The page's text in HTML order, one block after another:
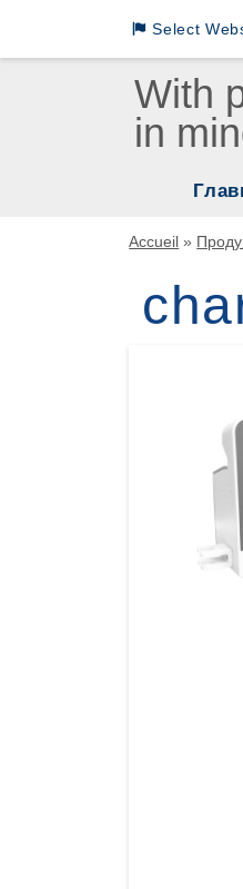
Select
Loewenstein
LM
LM INTL
LM INTL
With
in
Accueil »